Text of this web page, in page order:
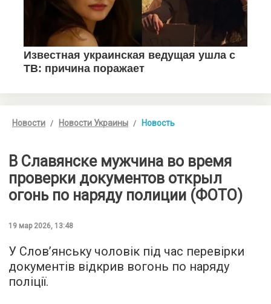
Новости Новости Украины Новость
В Славянске мужчина во время
проверки документов открыл
огонь по наряду полиции (ФОТО)
19 мар 2026, 13:48
У Слов’янську чоловік під час перевірки
документів відкрив вогонь по наряду
поліції.